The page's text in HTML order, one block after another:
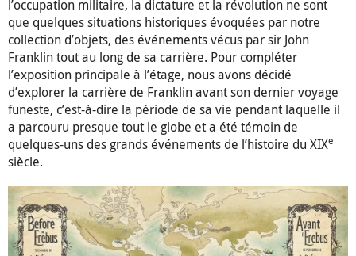
l’occupation militaire, la dictature et la révolution ne sont
que quelques situations historiques évoquées par notre
collection d’objets, des événements vécus par sir John
Franklin tout au long de sa carrière. Pour compléter
l’exposition principale à l’étage, nous avons décidé
d’explorer la carrière de Franklin avant son dernier voyage
funeste, c’est-à-dire la période de sa vie pendant laquelle il
a parcouru presque tout le globe et a été témoin de
quelques-uns des grands événements de l’histoire du XIXe
siècle.